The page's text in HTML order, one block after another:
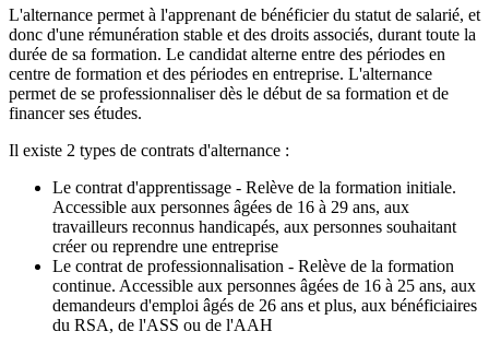
L'alternance permet à l'apprenant de bénéficier du statut de salarié, et
donc d'une rémunération stable et des droits associés, durant toute la
durée de sa formation. Le candidat alterne entre des périodes en
centre de formation et des périodes en entreprise. L'alternance
permet de se professionnaliser dès le début de sa formation et de
financer ses études.
Il existe 2 types de contrats d'alternance :
Le contrat d'apprentissage - Relève de la formation initiale.
Accessible aux personnes âgées de 16 à 29 ans, aux
travailleurs reconnus handicapés, aux personnes souhaitant
créer ou reprendre une entreprise
Le contrat de professionnalisation - Relève de la formation
continue. Accessible aux personnes âgées de 16 à 25 ans, aux
demandeurs d'emploi âgés de 26 ans et plus, aux bénéficiaires
du RSA, de l'ASS ou de l'AAH